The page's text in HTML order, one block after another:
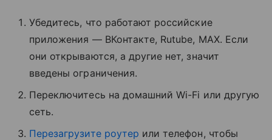
Убедитесь, что работают российские
приложения — ВКонтакте, Rutube, MAX. Если
они открываются, а другие нет, значит
введены ограничения.
Переключитесь на домашний Wi-Fi или другую
сеть.
Перезагрузите роутер или телефон, чтобы